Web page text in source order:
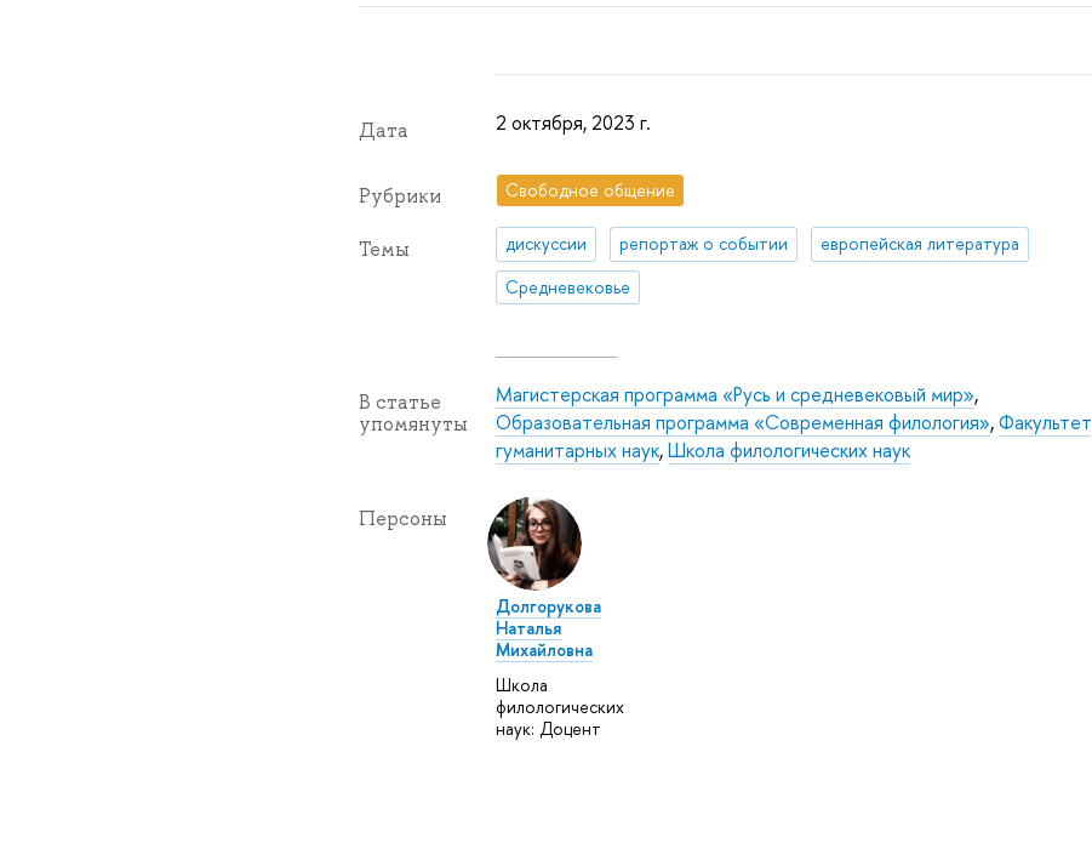
Дата 2 октября, 2023 г.
Рубрики Свободное общение
Темы дискуссии репортаж о событии
европейская литература
Средневековье
В статье
упомянуты
Магистерская программа «Русь и средневековый мир»,
Образовательная программа «Современная филология»,Факультет
гуманитарных наук,Школа филологических наук
Персоны
Долгорукова
Наталья
Михайловна
Школа
филологических
наук: Доцент